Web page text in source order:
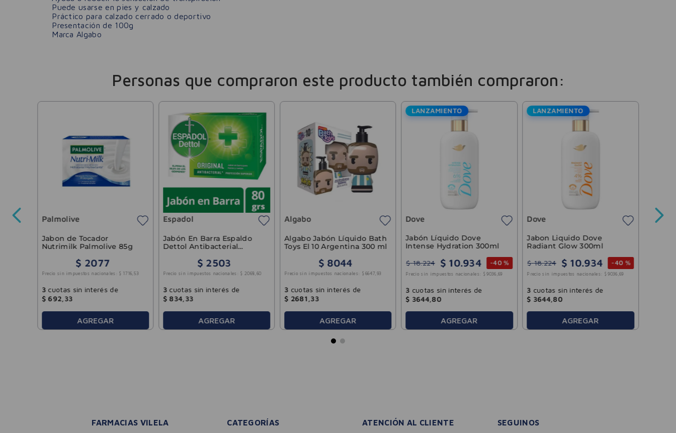
Puede usarse en pies y calzado
Práctico para calzado cerrado o deportivo
Presentación de 100g
Marca Algabo
Personas que compraron este producto también compraron:
Palmolive
Jabon de Tocador
Nutrimilk Palmolive 85g
$ 2077
Precio sin impuestos nacionales: $ 1716, 53
3 cuotas sin interés de
$ 692 33
AGREGAR
Espadol
Jabón En Barra Espaldo
Dettol Antibacterial
$ 2503
Precio sin impuestos nacionales: $ 2068 , 60
3 cuotas sin interés de
$ 834, 33
AGREGAR
Algabo
Algabo Jabón Líquido Bath
Toys El 10 Argentina 300 ml
$ 8044
Precio sin impuestos nacionales: $ 6647,93
3 cuotas sin interés de
$ 2681 33
AGREGAR
LANZAMIENTO
Dove
Jabón Líquido Dove
Intense Hydration 300ml
$ 18.224 $ 10.934 -40 %
Precio sin impuestos nacionales: $ 9036 ,69
3 cuotas sin interés de
$ 3644,80
AGREGAR
LANZAMIENTO
Dove
Jabon Liquido Dove
Radiant Glow 300ml
$ 18.224 $ 10.934 -40 %
Precio sin impuestos nacionales: $ 9036 ,69
3 cuotas sin interés de
$ 3644,80
AGREGAR
FARMACIAS VILELA CATEGORÍAS ATENCIÓN AL CLIENTE SEGUINOS